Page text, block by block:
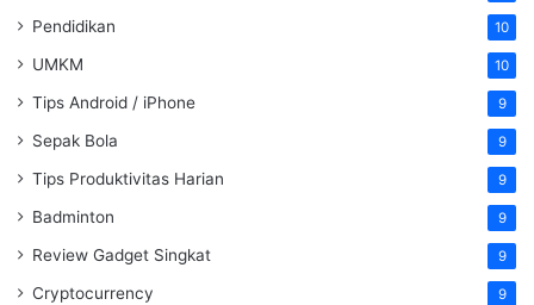
Pendidikan 10
UMKM 10
Tips Android / iPhone 9
Sepak Bola 9
Tips Produktivitas Harian 9
Badminton 9
Review Gadget Singkat 9
Cryptocurrency 9